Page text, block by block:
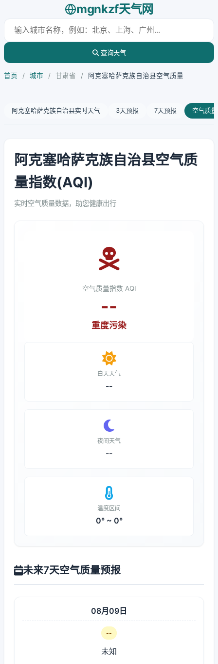
mgnkzf天气网
查询天气
首页 / 城市 / 甘肃省 / 阿克塞哈萨克族自治县空气质量
阿克塞哈萨克族自治县实时天气 3天预报 7天预报 空气质量
阿克塞哈萨克族自治县空气质
量指数(AQI)
实时空气质量数据，助您健康出行
空气质量指数 AQI
--
重度污染
白天天气
--
夜间天气
--
温度区间
0° ~ 0°
未来7天空气质量预报
08月09日
--
未知